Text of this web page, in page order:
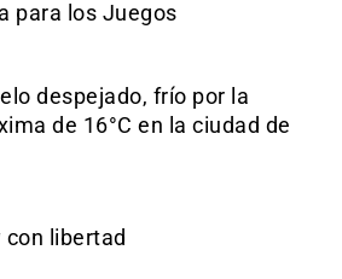
para los Juegos
despejado, frío por la
de 16°C en la ciudad de
con libertad